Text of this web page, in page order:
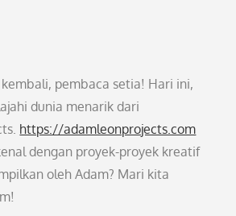
pembaca setia! Hari ini,
dunia menarik dari
https://adamleonprojects.com
dengan proyek-proyek kreatif
oleh Adam? Mari kita